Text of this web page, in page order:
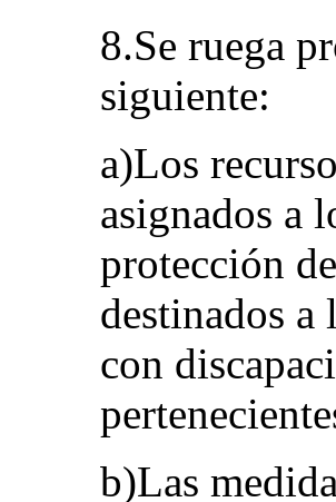
8.Se ruega
siguiente:
a)Los
asignados a
protección
destinados a
con
b)Las